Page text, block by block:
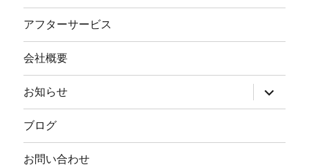
アフターサービス
会社概要
お知らせ
サ
ブ
メ
ー
ブログ
お問い合わせ